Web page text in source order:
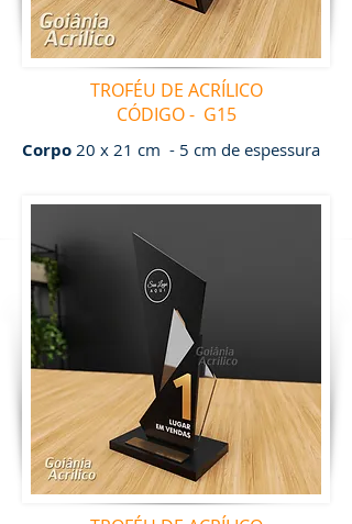
TROFÉU DE ACRÍLICO
CÓDIGO - G15
Corpo 20 x 21 cm - 5 cm de espessura